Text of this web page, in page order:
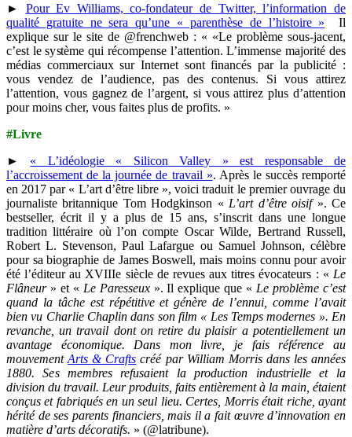
► Pour Ev Williams, co-fondateur de Twitter, l’information de
qualité gratuite ne sera qu’une « parenthèse de l’histoire » Il
explique sur le site de @frenchweb : « «Le problème sous-jacent,
c’est le système qui récompense l’attention. L’immense majorité des
médias commerciaux sur Internet sont financés par la publicité :
vous vendez de l’audience, pas des contenus. Si vous attirez
l’attention, vous gagnez de l’argent, si vous attirez plus d’attention
pour moins cher, vous faites plus de profits. »
#Livre
► « L’idéologie « Silicon Valley » est responsable de
l’accroissement de la journée de travail ». Après le succès remporté
en 2017 par « L’art d’être libre », voici traduit le premier ouvrage du
journaliste britannique Tom Hodgkinson « L’art d’être oisif». Ce
bestseller, écrit il y a plus de 15 ans, s’inscrit dans une longue
tradition littéraire où l’on compte Oscar Wilde, Bertrand Russell,
Robert L. Stevenson, Paul Lafargue ou Samuel Johnson, célèbre
pour sa biographie de James Boswell, mais moins connu pour avoir
été l’éditeur au XVIIIe siècle de revues aux titres évocateurs : « Le
Flâneur» et « Le Paresseux». Il explique que « Le problème c’est
quand la tâche est répétitive et génère de l’ennui, comme l’avait
bien vu Charlie Chaplin dans son film « Les Temps modernes ». En
revanche, un travail dont on retire du plaisir a potentiellement un
avantage économique. Dans mon livre, je fais référence au
mouvementArts & Crafts créé par William Morris dans les années
1880. Ses membres refusaient la production industrielle et la
division du travail. Leur produits, faits entièrement à la main, étaient
conçus et fabriqués en un seul lieu. Certes, Morris était riche, ayant
hérité de ses parents financiers, mais il a fait œuvre d’innovation en
matière d’arts décoratifs. » (@latribune).